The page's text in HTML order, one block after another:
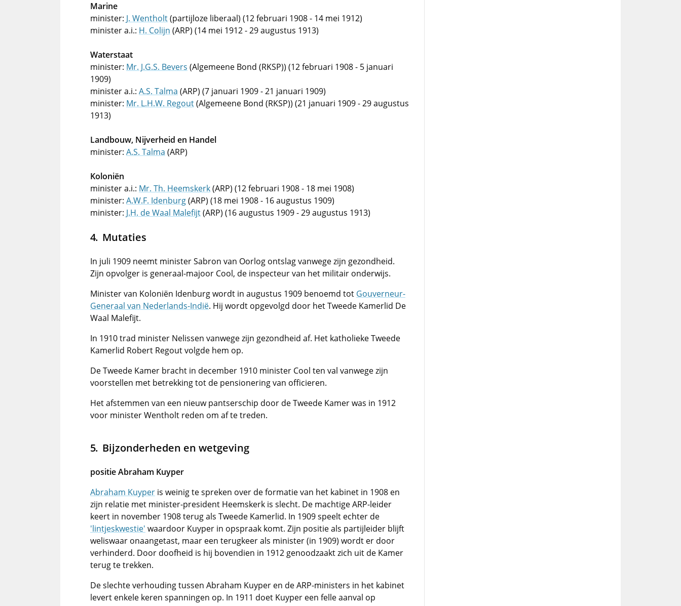
Marine
minister: J. Wentholt(partijloze liberaal) (12 februari 1908 - 14 mei 1912)
minister a.i.: H. Colijn (ARP) (14 mei 1912 - 29 augustus 1913)
Waterstaat
minister: Mr. J.G.S. Bevers (Algemeene Bond (RKSP)) (12 februari 1908 - 5 januari
1909)
minister a.i.: A.S. Talma (ARP) (7 januari 1909 - 21 januari 1909)
minister: Mr. L.H.W. Regout(Algemeene Bond (RKSP)) (21 januari 1909 - 29 augustus
1913)
Landbouw, Nijverheid en Handel
minister: A.S. Talma (ARP)
Koloniën
minister a.i.: Mr. Th. Heemskerk(ARP) (12 februari 1908 - 18 mei 1908)
minister: A.W.F. Idenburg(ARP) (18 mei 1908 - 16 augustus 1909)
minister: J.H. de Waal Malefijt(ARP) (16 augustus 1909 - 29 augustus 1913)
Mutaties
In juli 1909 neemt minister Sabron van Oorlog ontslag vanwege zijn gezondheid.
Zijn opvolger is generaal-majoor Cool, de inspecteur van het militair onderwijs.
Minister van Koloniën Idenburg wordt in augustus 1909 benoemd tot Gouverneur-
Generaal van Nederlands-Indië. Hij wordt opgevolgd door het Tweede Kamerlid De
Waal Malefijt.
In 1910 trad minister Nelissen vanwege zijn gezondheid af. Het katholieke Tweede
Kamerlid Robert Regout volgde hem op.
De Tweede Kamer bracht in december 1910 minister Cool ten val vanwege zijn
voorstellen met betrekking tot de pensionering van officieren.
Het afstemmen van een nieuw pantserschip door de Tweede Kamer was in 1912
voor minister Wentholt reden om af te treden.
Bijzonderheden en wetgeving
positie Abraham Kuyper
Abraham Kuyper is weinig te spreken over de formatie van het kabinet in 1908 en
zijn relatie met minister-president Heemskerk is slecht. De machtige ARP-leider
keert in november 1908 terug als Tweede Kamerlid. In 1909 speelt echter de
'lintjeskwestie' waardoor Kuyper in opspraak komt. Zijn positie als partijleider blijft
weliswaar onaangetast, maar een terugkeer als minister (in 1909) wordt er door
verhinderd. Door doofheid is hij bovendien in 1912 genoodzaakt zich uit de Kamer
terug te trekken.
De slechte verhouding tussen Abraham Kuyper en de ARP-ministers in het kabinet
levert enkele keren spanningen op. In 1911 doet Kuyper een felle aanval op